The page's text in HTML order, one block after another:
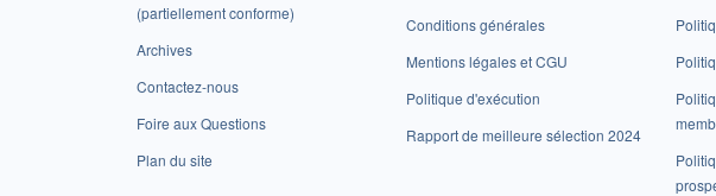
(partiellement conforme)
Archives
Contactez-nous
Foire aux Questions
Plan du site
Conditions générales
Mentions légales et CGU
Politique d'exécution
Rapport de meilleure sélection 2024